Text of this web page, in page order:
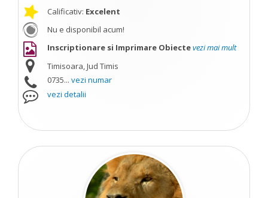
Calificativ: Excelent
Nu e disponibil acum!
Inscriptionare si Imprimare Obiectevezi mai mult
Timisoara, Jud Timis
0735... vezi numar
vezi detalii